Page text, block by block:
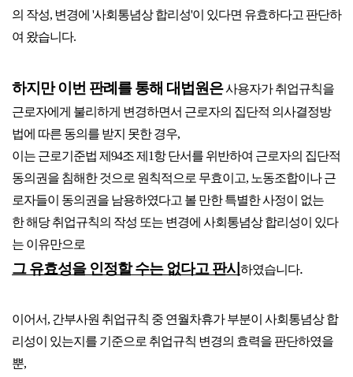
의 작성, 변경에 '사회통념상 합리성'이 있다면 유효하다고 판단하
여 왔습니다.
하지만 이번 판례를 통해 대법원은사용자가 취업규칙을
근로자에게 불리하게 변경하면서 근로자의 집단적 의사결정방
법에 따른 동의를 받지 못한 경우,
이는 근로기준법 제94조 제1항 단서를 위반하여 근로자의 집단적
동의권을 침해한 것으로 원칙적으로 무효이고, 노동조합이나 근
로자들이 동의권을 남용하였다고 볼 만한특별한 사정이 없는
한해당 취업규칙의 작성 또는 변경에 사회통념상 합리성이 있다
는 이유만으로
그유효성을 인정할 수는 없다고 판시 하였습니다.
이어서, 간부사원 취업규칙 중 연월차휴가 부분이 사회통념상 합
리성이 있는지를 기준으로 취업규칙 변경의 효력을 판단하였을
뿐,